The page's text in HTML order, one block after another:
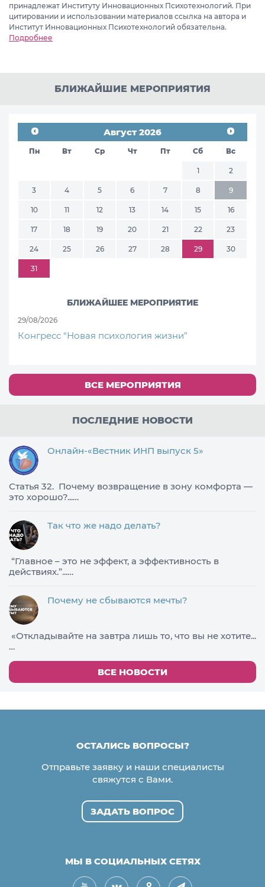
принадлежат Институту Инновационных Психотехнологий. При
цитировании и использовании материалов ссылка на автора и
Институт Инновационных Психотехнологий обязательна.
Подробнее
БЛИЖАЙШИЕ МЕРОПРИЯТИЯ
Август 2026
Пн Вт Ср Чт Пт Сб Вс
1 2
3 4 5 6 7 8 9
10 11 12 13 14 15 16
17 18 19 20 21 22 23
24 25 26 27 28 29 30
31
БЛИЖАЙШЕЕ МЕРОПРИЯТИЕ
29/08/2026
Конгресс “Новая психология жизни”
ВСЕ МЕРОПРИЯТИЯ
ПОСЛЕДНИЕ НОВОСТИ
Онлайн-«Вестник ИНП выпуск 5»
Статья 32. Почему возвращение в зону комфорта —
это хорошо?...…
Так что же надо делать?
​“Главное – это не эффект, а эффективность в
действиях.”...…
Почему не сбываются мечты?
«Откладывайте на завтра лишь то, что вы не хотите...
…
ВСЕ НОВОСТИ
ОСТАЛИСЬ ВОПРОСЫ?
Отправьте заявку и наши специалисты
свяжутся с Вами.
ЗАДАТЬ ВОПРОС
МЫ В СОЦИАЛЬНЫХ СЕТЯХ